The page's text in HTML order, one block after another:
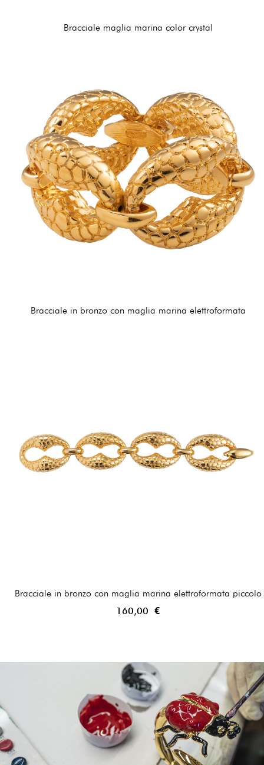
Bracciale maglia marina color crystal
Bracciale in bronzo con maglia marina elettroformata
Bracciale in bronzo con maglia marina elettroformata piccolo
160,00 €